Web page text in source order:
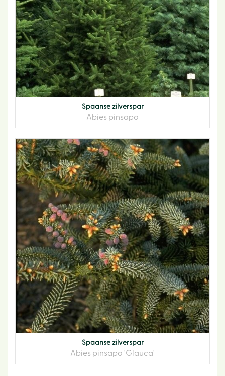
Spaanse zilverspar
Abies pinsapo
Spaanse zilverspar
Abies pinsapo 'Glauca'